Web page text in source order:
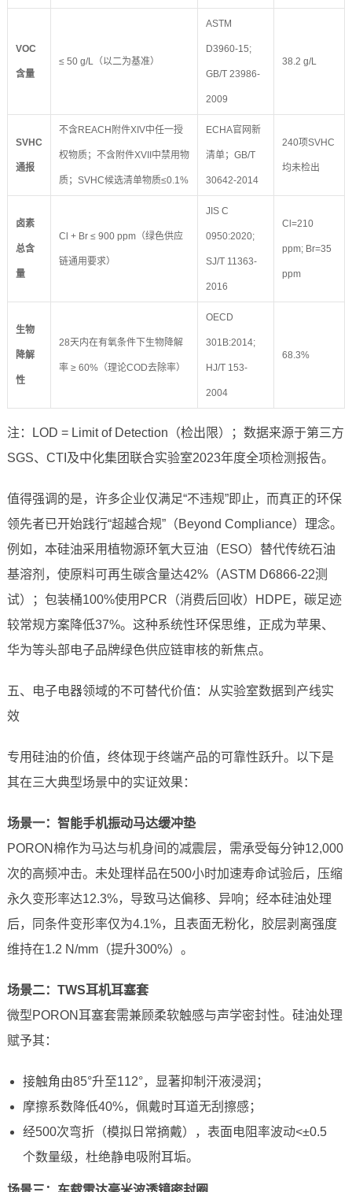
VOC
含量
≤ 50 g/L（以二为基准）
ASTM
D3960-15;
GB/T 23986-
2009
38.2 g/L
SVHC
通报
不含REACH附件XIV中任一授
权物质；不含附件XVII中禁用物
质；SVHC候选清单物质≤0.1%
ECHA官网新
清单；GB/T
30642-2014
240项SVHC
均未检出
卤素
总含
量
Cl + Br ≤ 900 ppm（绿色供应
链通用要求）
JIS C
0950:2020;
SJ/T 11363-
2016
Cl=210
ppm; Br=35
ppm
生物
降解
性
28天内在有氧条件下生物降解
率 ≥ 60%（理论COD去除率）
OECD
301B:2014;
HJ/T 153-
2004
68.3%
注：LOD = Limit of Detection（检出限）；数据来源于第三方
SGS、CTI及中化集团联合实验室2023年度全项检测报告。
值得强调的是，许多企业仅满足“不违规”即止，而真正的环保
领先者已开始践行“超越合规”（Beyond Compliance）理念。
例如，本硅油采用植物源环氧大豆油（ESO）替代传统石油
基溶剂，使原料可再生碳含量达42%（ASTM D6866-22测
试）；包装桶100%使用PCR（消费后回收）HDPE，碳足迹
较常规方案降低37%。这种系统性环保思维，正成为苹果、
华为等头部电子品牌绿色供应链审核的新焦点。
五、电子电器领域的不可替代价值：从实验室数据到产线实
效
专用硅油的价值，终体现于终端产品的可靠性跃升。以下是
其在三大典型场景中的实证效果：
场景一：智能手机振动马达缓冲垫
PORON棉作为马达与机身间的减震层，需承受每分钟12,000
次的高频冲击。未处理样品在500小时加速寿命试验后，压缩
永久变形率达12.3%，导致马达偏移、异响；经本硅油处理
后，同条件变形率仅为4.1%，且表面无粉化，胶层剥离强度
维持在1.2 N/mm（提升300%）。
场景二：TWS耳机耳塞套
微型PORON耳塞套需兼顾柔软触感与声学密封性。硅油处理
赋予其：
接触角由85°升至112°，显著抑制汗液浸润；
摩擦系数降低40%，佩戴时耳道无刮擦感；
经500次弯折（模拟日常摘戴），表面电阻率波动<±0.5
个数量级，杜绝静电吸附耳垢。